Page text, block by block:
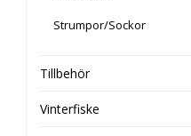
Strumpor/Sockor
Tillbehör
Vinterfiske